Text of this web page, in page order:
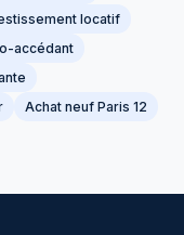
locatif
accédant
Achat neuf Paris 12